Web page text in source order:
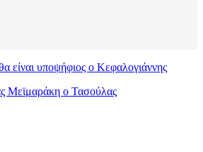
είναι υποψήφιος ο Κεφαλογιάννης
Μεϊμαράκη ο Τασούλας